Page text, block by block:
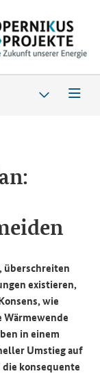
überschreiten
existieren,
wie
in einem
Umstieg auf
konsequente